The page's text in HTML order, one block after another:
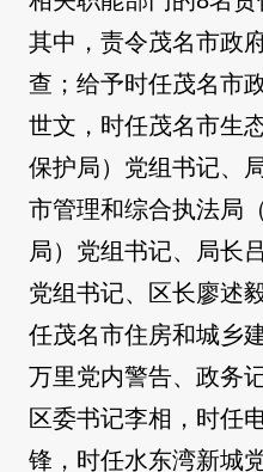
其中，责令茂名市政
查；给予时任茂名市
世文，时任茂名市生
保护局）党组书记、
市管理和综合执法局
局）党组书记、局长
党组书记、区长廖述
任茂名市住房和城乡
万里党内警告、政务
区委书记李相，时任
锋，时任水东湾新城